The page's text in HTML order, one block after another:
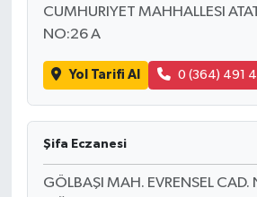
CUMHURIYET MAHHALLESI
NO:26 A
Yol Tarifi Al 0 (364) 491
Şifa Eczanesi
GÖLBAŞI MAH. EVRENSEL CAD.